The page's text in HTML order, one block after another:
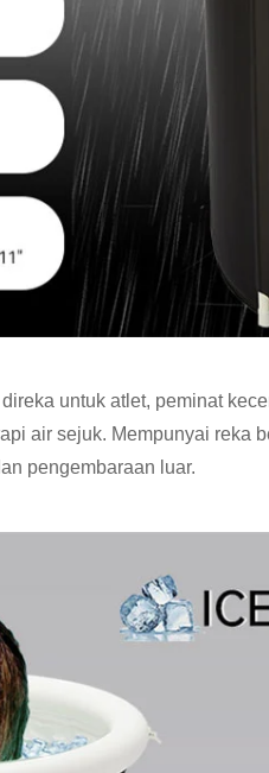
untuk atlet, peminat
air sejuk. Mempunyai reka
pengembaraan luar.